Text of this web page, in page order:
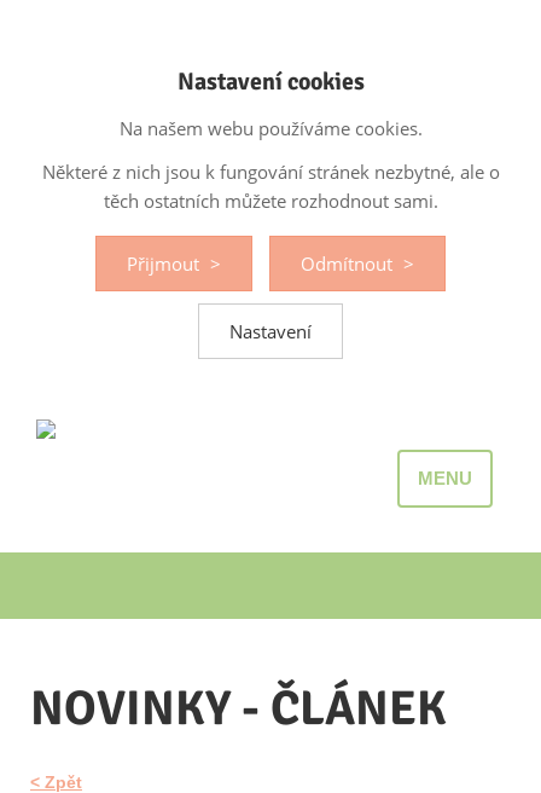
Nastavení cookies
Na našem webu používáme cookies.
Některé z nich jsou k fungování stránek nezbytné, ale o
těch ostatních můžete rozhodnout sami.
Přijmout Odmítnout
Nastavení
MENU
NOVINKY - ČLÁNEK
< Zpět